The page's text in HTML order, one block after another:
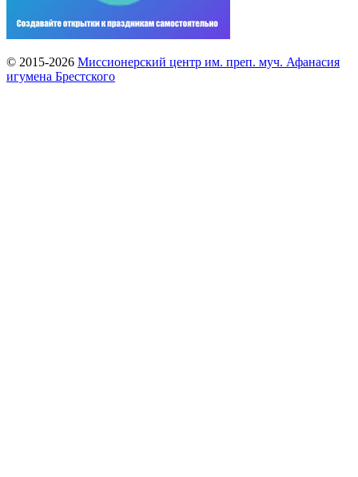
© 2015-2026 Миссионерский центр им. преп. муч. Афанасия
игумена Брестского